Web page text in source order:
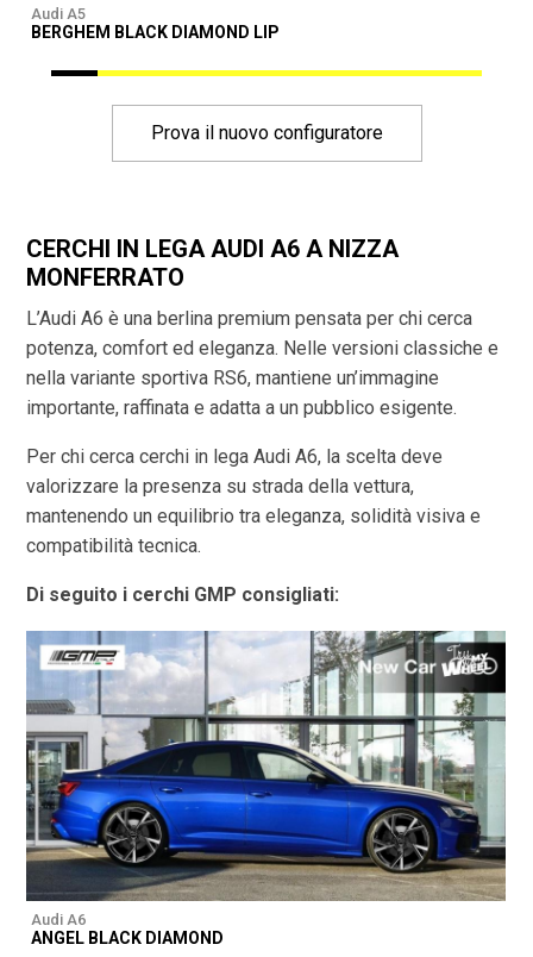
Audi A5
BERGHEM BLACK DIAMOND LIP
Prova il nuovo configuratore
CERCHI IN LEGA AUDI A6 A NIZZA
MONFERRATO
L’Audi A6 è una berlina premium pensata per chi cerca
potenza, comfort ed eleganza. Nelle versioni classiche e
nella variante sportiva RS6, mantiene un’immagine
importante, raffinata e adatta a un pubblico esigente.
Per chi cerca cerchi in lega Audi A6, la scelta deve
valorizzare la presenza su strada della vettura,
mantenendo un equilibrio tra eleganza, solidità visiva e
compatibilità tecnica.
Di seguito i cerchi GMP consigliati:
Audi A6
ANGEL BLACK DIAMOND